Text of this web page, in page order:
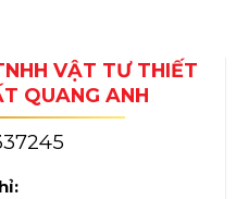
VẬT TƯ THIẾT
QUANG ANH